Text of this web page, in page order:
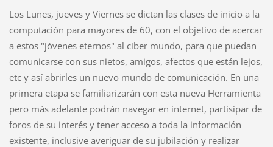
Los Lunes, jueves y Viernes se dictan las clases de inicio a la
computación para mayores de 60, con el objetivo de acercar
a estos "jóvenes eternos" al ciber mundo, para que puedan
comunicarse con sus nietos, amigos, afectos que están lejos,
etc y así abrirles un nuevo mundo de comunicación. En una
primera etapa se familiarizarán con esta nueva Herramienta
pero más adelante podrán navegar en internet, partisipar de
foros de su interés y tener acceso a toda la información
existente, inclusive averiguar de su jubilación y realizar